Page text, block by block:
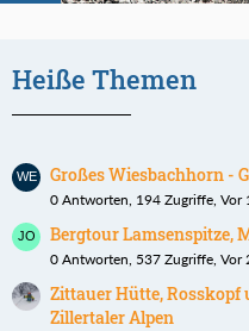
Heiße Themen
Großes Wiesbachhorn -
0 Antworten, 194 Zugriffe, Vor
Bergtour Lamsenspitze,
0 Antworten, 537 Zugriffe, Vor
Zittauer Hütte,
Zillertaler Alpen